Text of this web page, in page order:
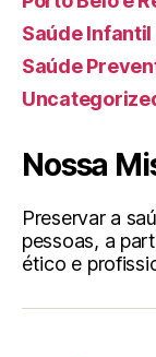
Saúde Infantil
Saúde
Nossa
Preservar a
pessoas, a
ético e